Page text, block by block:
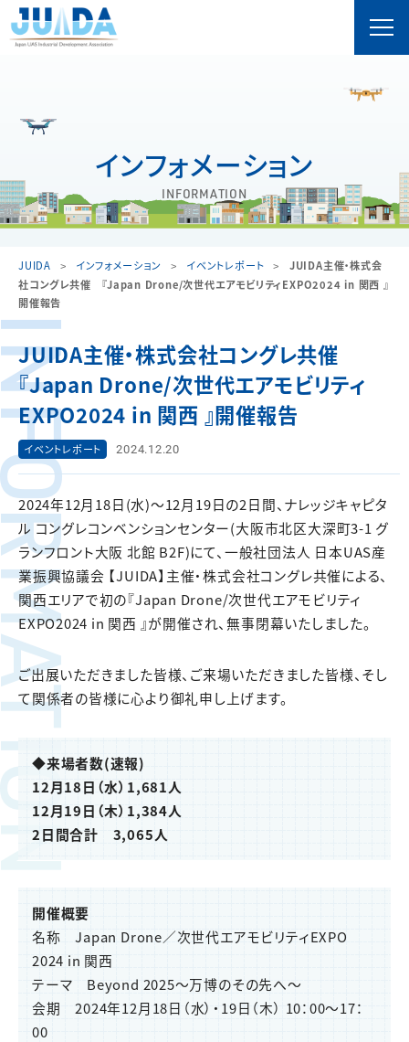
インフォメーション
INFORMATION
JUIDA インフォメーション イベントレポート
JUIDA主催・株式会
社コングレ共催 『Japan Drone/次世代エアモビリティEXPO2024 in 関西 』
開催報告
JUIDA主催・株式会社コングレ共催
『Japan Drone/次世代エアモビリティ
EXPO2024 in 関西 』開催報告
イベントレポート 2024.12.20
2024年12月18日(水)～12月19日の2日間、ナレッジキャピタ
ル コングレコンベンションセンター(大阪市北区大深町3-1 グ
ランフロント大阪 北館 B2F)にて、一般社団法人 日本UAS産
業振興協議会 【JUIDA】主催・株式会社コングレ共催による、
関西エリアで初の『Japan Drone/次世代エアモビリティ
EXPO2024 in 関西 』が開催され、無事閉幕いたしました。
ご出展いただきました皆様、ご来場いただきました皆様、そし
て関係者の皆様に心より御礼申し上げます。
◆来場者数(速報)
12月18日（水）1,681人
12月19日（木）1,384人
2日間合計 3,065人
開催概要
名称 Japan Drone／次世代エアモビリティEXPO
2024 in 関西
テーマ Beyond 2025～万博のその先へ～
会期 2024年12月18日（水）・19日（木） 10：00～17：
00